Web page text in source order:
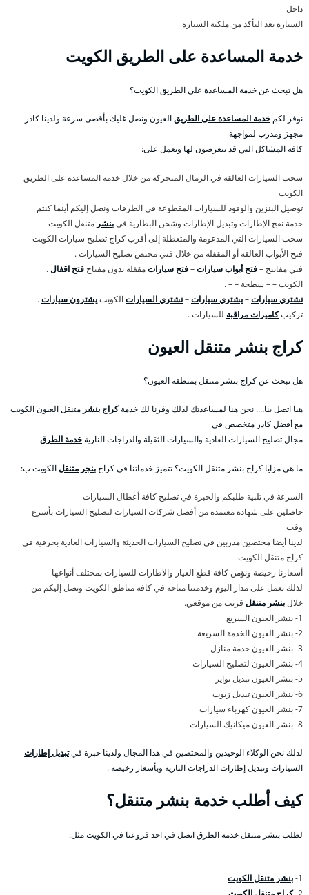
داخل
السيارة بعد التأكد من ملكية السيارة
خدمة المساعدة على الطريق الكويت
هل تبحث عن خدمة المساعدة على الطريق الكويت؟
نوفر لكمخدمة المساعدة على الطريقالعيون ونصل غليك بأقصى سرعة ولدينا كادر
مجهز ومدرب لمواجهة
كافة المشاكل التي قد تتعرضون لها ونعمل على:
سحب السيارات العالقة في الرمال المتحركة من خلال خدمة المساعدة على الطريق
الكويت
توصيل البنزين والوقود للسيارات المقطوعة في الطرقات ونصل إليكم أينما كنتم
خدمة نفخ الإطارات وتبديل الإطارات وشحن البطارية فيبنشر متنقل الكويت
سحب السيارات التي المدعومة والمتعطلة إلى أقرب كراج تصليح سيارات الكويت
فتح الأبواب العالقة أو المقفلة من خلال فني مختص تصليح السيارات .
فني مفاتيح –فتح أبواب سيارات–فتح سياراتمقفلة بدون مفتاح فتح اقفال.
الكويت – – سطحة – – .
نشتري سيارات–يشتري سيارات–نشتري السياراتالكويتيشترون سيارات.
تركيبكاميرات مراقبة للسيارات .
كراج بنشر متنقل العيون
هل تبحث عن كراج بنشر متنقل بمنطقة العيون؟
هيا اتصل بنا…. نحن هنا لمساعدتك لذلك وفرنا لك خدمةكراج بنشر متنقل العيون الكويت
مع أفضل كادر متخصص في
مجال تصليح السيارات العادية والسيارات الثقيلة والدراجات الناريةخدمة الطرق
ما هي مزايا كراج بنشر متنقل الكويت؟ تتميز خدماتنا في كراج بنجر متنقلالكويت ب:
السرعة في تلبية طلبكم والخبرة في تصليح كافة أعطال السيارات
حاصلين على شهادة معتمدة من أفضل شركات السيارات لتصليح السيارات بأسرع
وقت
لدينا أيضا مختصين مدربين في تصليح السيارات الحديثة والسيارات العادية بحرفية في
كراج متنقل الكويت
أسعارنا رخيصة ونؤمن كافة قطع الغيار والاطارات للسيارات بمختلف أنواعها
لذلك نعمل على مدار اليوم وخدمتنا متاحة في كافة مناطق الكويت ونصل إليكم من
خلالبنشر متنقل قريب من موقعي.
1- بنشر العيون السريع
2- بنشر العيون الخدمة السريعة
3- بنشر العيون خدمة منازل
4- بنشر العيون لتصليح السيارات
5- بنشر العيون تبديل تواير
6- بنشر العيون تبديل زيوت
7- بنشر العيون كهرباء سيارات
8- بنشر العيون ميكانيك السيارات
لذلك نحن الوكلاء الوحيدين والمختصين في هذا المجال ولدينا خبرة فيتبديل إطارات
السيارات وتبديل إطارات الدراجات النارية وبأسعار رخيصة .
كيف أطلب خدمة بنشر متنقل؟
لطلب بنشر متنقل خدمة الطرق اتصل في احد فروعنا في الكويت مثل:
1- بنشر متنقل الكويت